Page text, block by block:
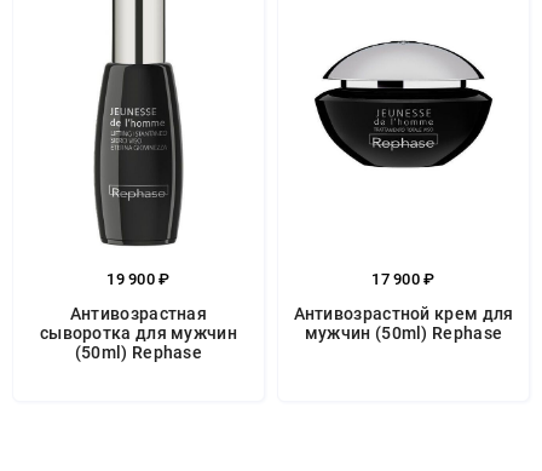
19 900 ₽
Антивозрастная
сыворотка для мужчин
(50ml) Rephase
17 900 ₽
Антивозрастной крем для
мужчин (50ml) Rephase